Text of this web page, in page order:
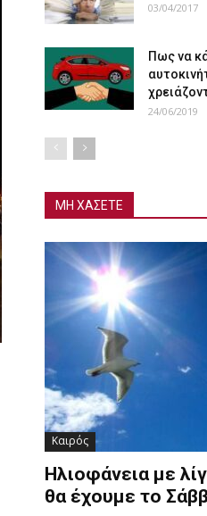
03/04/2017
Πως να
24/06/2019
ΜΗ ΧΑΣΕΤΕ
Καιρός
Ηλιοφάνεια με
θα έχουμε το